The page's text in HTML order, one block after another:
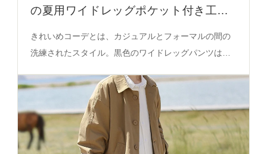
の夏用ワイドレッグポケット付き工装
きれいめコーデとは、カジュアルとフォーマルの間の
洗練されたスタイル。黒色のワイドレッグパンツは、
い方に適した実用性を持つ。